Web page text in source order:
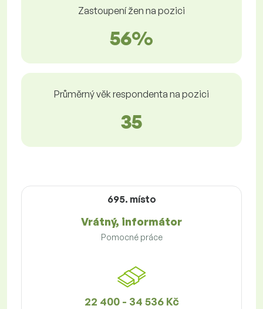
Zastoupení žen na pozici
56%
Průměrný věk respondenta na pozici
35
695. místo
Vrátný, informátor
Pomocné práce
22 400 - 34 536 Kč